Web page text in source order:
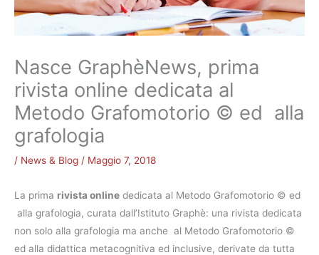
Nasce GraphèNews, prima
rivista online dedicata al
Metodo Grafomotorio © ed alla
grafologia
/ News & Blog / Maggio 7, 2018
La prima rivista online dedicata al Metodo Grafomotorio © ed
alla grafologia, curata dall’Istituto Graphè: una rivista dedicata
non solo alla grafologia ma anche al Metodo Grafomotorio ©
ed alla didattica metacognitiva ed inclusive, derivate da tutta